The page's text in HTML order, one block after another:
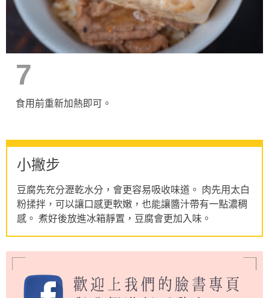
7
食用前重新加熱即可。
小撇步
豆腐先充分瀝乾水分，會更容易吸收味道。 肉先用太白
粉揉拌，可以讓口感更軟嫩，也能讓醬汁帶有一點濃稠
感。 煮好後放進冰箱靜置，豆腐會更加入味。